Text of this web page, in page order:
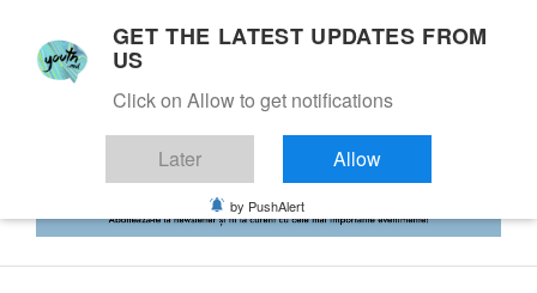
GET THE LATEST UPDATES FROM
US
Click on Allow to get notifications
Later Allow
by PushAlert